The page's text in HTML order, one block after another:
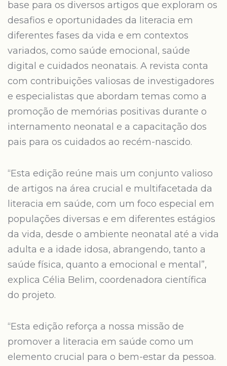
base para os diversos artigos que exploram os
desafios e oportunidades da literacia em
diferentes fases da vida e em contextos
variados, como saúde emocional, saúde
digital e cuidados neonatais. A revista conta
com contribuições valiosas de investigadores
e especialistas que abordam temas como a
promoção de memórias positivas durante o
internamento neonatal e a capacitação dos
pais para os cuidados ao recém-nascido.
“Esta edição reúne mais um conjunto valioso
de artigos na área crucial e multifacetada da
literacia em saúde, com um foco especial em
populações diversas e em diferentes estágios
da vida, desde o ambiente neonatal até a vida
adulta e a idade idosa, abrangendo, tanto a
saúde física, quanto a emocional e mental”,
explica Célia Belim, coordenadora científica
do projeto.
“Esta edição reforça a nossa missão de
promover a literacia em saúde como um
elemento crucial para o bem-estar da pessoa.